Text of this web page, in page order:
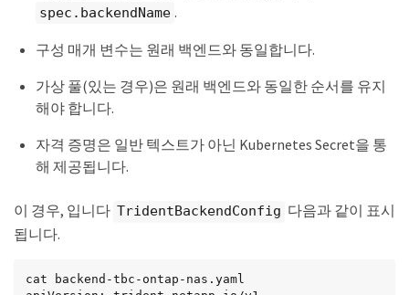
spec.backendName .
구성 매개 변수는 원래 백엔드와 동일합니다.
가상 풀(있는 경우)은 원래 백엔드와 동일한 순서를 유지
해야 합니다.
자격 증명은 일반 텍스트가 아닌 Kubernetes Secret을 통
해 제공됩니다.
이 경우, 입니다 TridentBackendConfig 다음과 같이 표시
됩니다.
cat backend-tbc-ontap-nas.yaml